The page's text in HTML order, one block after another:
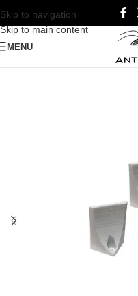
Skip to navigation
Skip to main content
MENU